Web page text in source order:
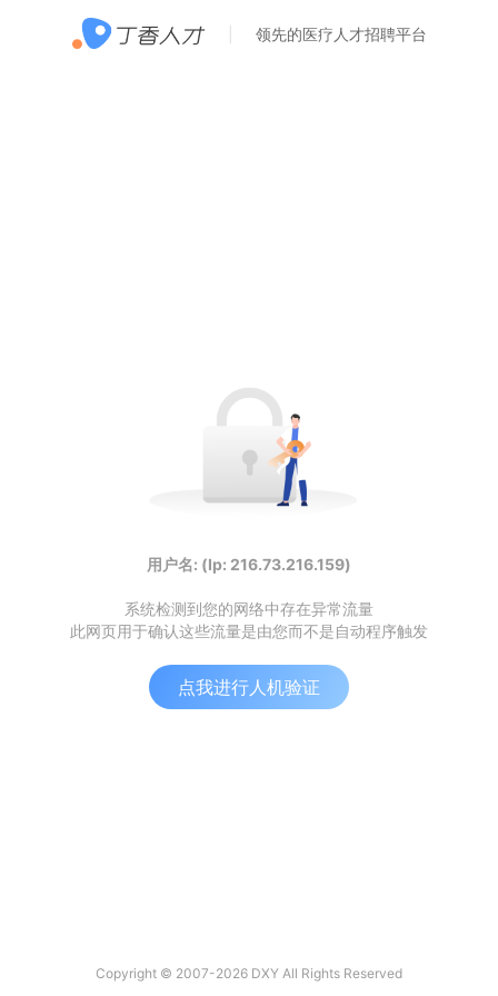
领先的医疗人才招聘平台
用户名: (Ip: 216.73.216.159)
系统检测到您的网络中存在异常流量
此网页用于确认这些流量是由您而不是自动程序触发
点我进行人机验证
Copyright © 2007-2026 DXY All Rights Reserved